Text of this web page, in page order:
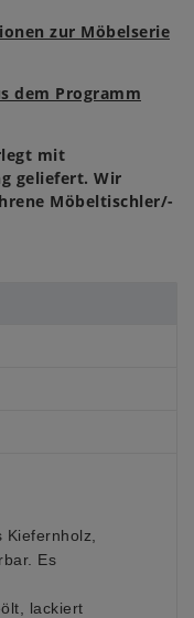
zur Möbelserie
dem Programm
mit
geliefert. Wir
Möbeltischler/-
Kiefernholz,
Es
lackiert